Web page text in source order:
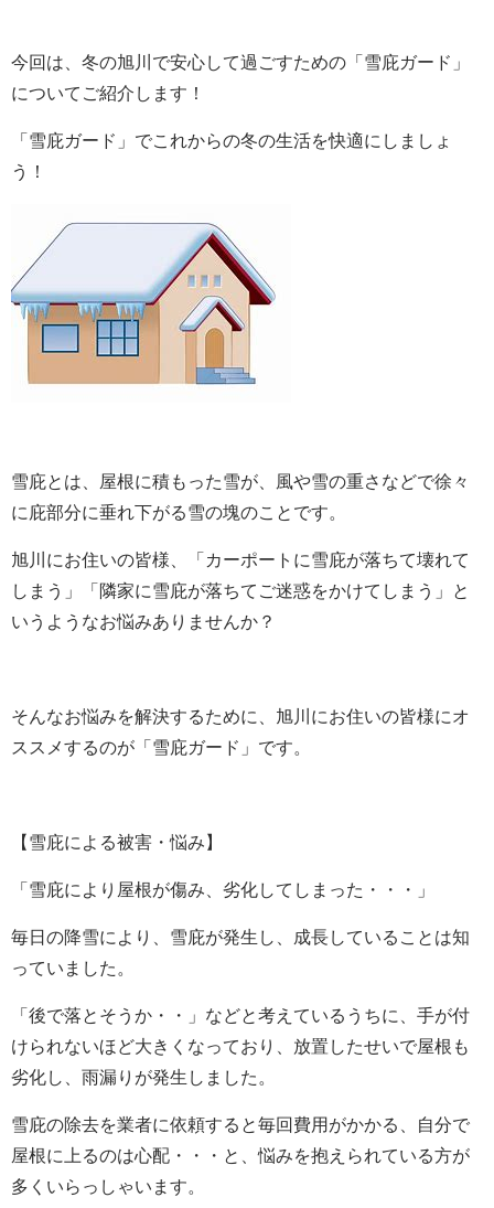
今回は、冬の旭川で安心して過ごすための「雪庇ガード」
についてご紹介します！
「雪庇ガード」でこれからの冬の生活を快適にしましょ
う！
雪庇とは、屋根に積もった雪が、風や雪の重さなどで徐々
に庇部分に垂れ下がる雪の塊のことです。
旭川にお住いの皆様、「カーポートに雪庇が落ちて壊れて
しまう」「隣家に雪庇が落ちてご迷惑をかけてしまう」と
いうようなお悩みありませんか？
そんなお悩みを解決するために、旭川にお住いの皆様にオ
ススメするのが「雪庇ガード」です。
【雪庇による被害・悩み】
「雪庇により屋根が傷み、劣化してしまった・・・」
毎日の降雪により、雪庇が発生し、成長していることは知
っていました。
「後で落とそうか・・」などと考えているうちに、手が付
けられないほど大きくなっており、放置したせいで屋根も
劣化し、雨漏りが発生しました。
雪庇の除去を業者に依頼すると毎回費用がかかる、自分で
屋根に上るのは心配・・・と、悩みを抱えられている方が
多くいらっしゃいます。